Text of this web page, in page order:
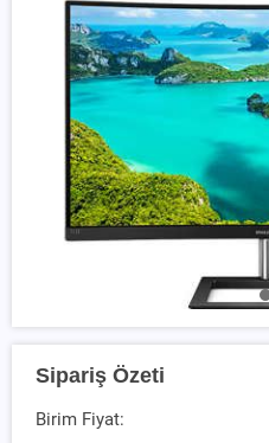
Sipariş Özeti
Birim Fiyat: